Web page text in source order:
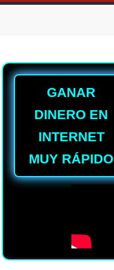
GANAR
DINERO EN
INTERNET
MUY RÁPIDO